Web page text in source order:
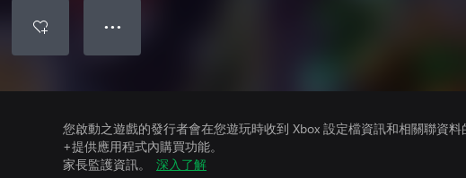
● ● ●
您啟動之遊戲的發行者會在您遊玩時收到 Xbox 設定檔資訊和相關聯資料
+提供應用程式內購買功能。
家長監護資訊。
深入了解